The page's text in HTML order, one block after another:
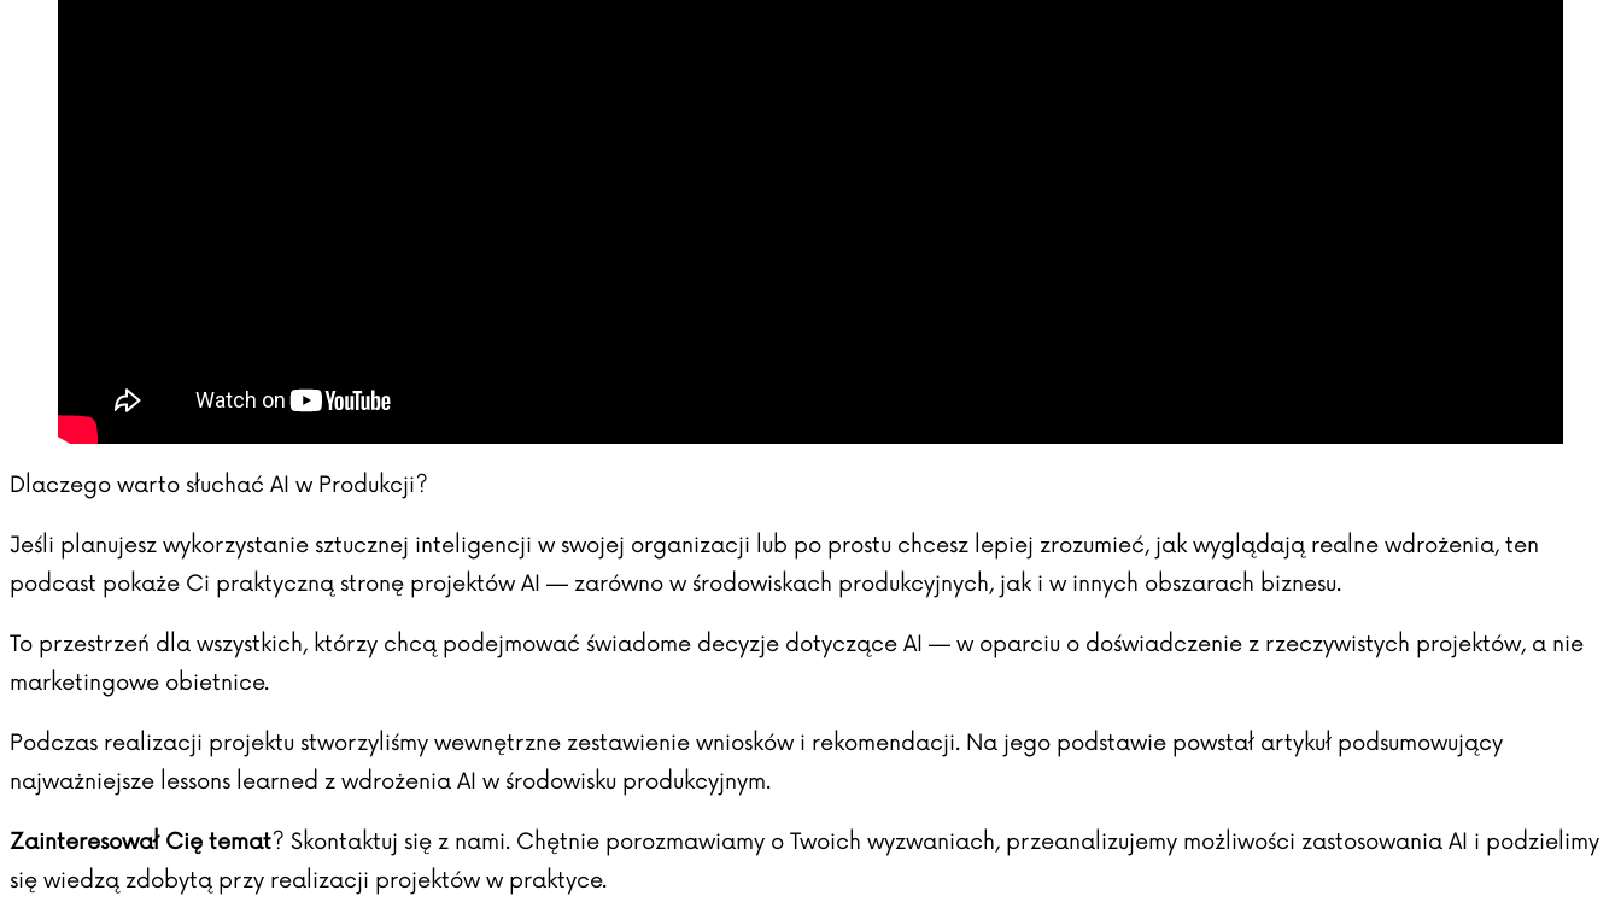
Dlaczego warto słuchać AI w Produkcji?
Jeśli planujesz wykorzystanie sztucznej inteligencji w swojej organizacji lub po prostu chcesz lepiej zrozumieć, jak wyglądają realne wdrożenia, ten
podcast pokaże Ci praktyczną stronę projektów AI — zarówno w środowiskach produkcyjnych, jak i w innych obszarach biznesu.
To przestrzeń dla wszystkich, którzy chcą podejmować świadome decyzje dotyczące AI — w oparciu o doświadczenie z rzeczywistych projektów, a nie
marketingowe obietnice.
Podczas realizacji projektu stworzyliśmy wewnętrzne zestawienie wniosków i rekomendacji. Na jego podstawie powstał artykuł podsumowujący
najważniejsze lessons learned z wdrożenia AI w środowisku produkcyjnym.
Zainteresował Cię temat? Skontaktuj się z nami. Chętnie porozmawiamy o Twoich wyzwaniach, przeanalizujemy możliwości zastosowania AI i podzielimy
się wiedzą zdobytą przy realizacji projektów w praktyce.